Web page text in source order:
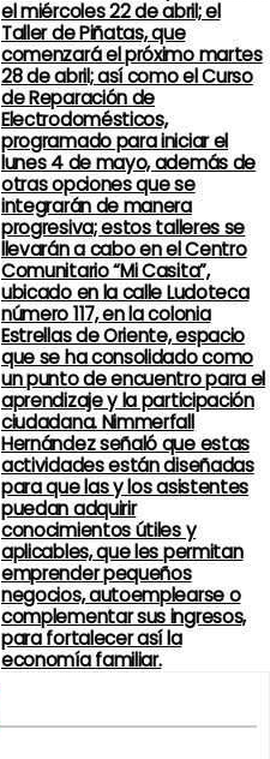
el miércoles 22 de abril; el
Taller de Piñatas, que
comenzará el próximo martes
28 de abril; así como el Curso
de Reparación de
Electrodomésticos,
programado para iniciar el
lunes 4 de mayo, además de
otras opciones que se
integrarán de manera
progresiva; estos talleres se
llevarán a cabo en el Centro
Comunitario “Mi Casita”,
ubicado en la calle Ludoteca
número 117, en la colonia
Estrellas de Oriente, espacio
que se ha consolidado como
un punto de encuentro para el
aprendizaje y la participación
ciudadana. Nimmerfall
Hernández señaló que estas
actividades están diseñadas
para que las y los asistentes
puedan adquirir
conocimientos útiles y
aplicables, que les permitan
emprender pequeños
negocios, autoemplearse o
complementar sus ingresos,
para fortalecer así la
economía familiar.